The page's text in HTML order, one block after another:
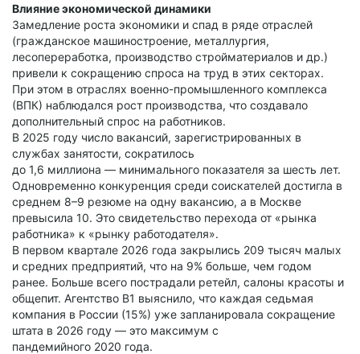
Влияние экономической динамики
Замедление роста экономики и спад в ряде отраслей
(гражданское машиностроение, металлургия,
лесопереработка, производство стройматериалов и др.)
привели к сокращению спроса на труд в этих секторах.
При этом в отраслях военно-промышленного комплекса
(ВПК) наблюдался рост производства, что создавало
дополнительный спрос на работников.
В 2025 году число вакансий, зарегистрированных в
службах занятости, сократилось
до 1,6 миллиона — минимального показателя за шесть лет.
Одновременно конкуренция среди соискателей достигла в
среднем 8–9 резюме на одну вакансию, а в Москве
превысила 10. Это свидетельство перехода от «рынка
работника» к «рынку работодателя».
В первом квартале 2026 года закрылись 209 тысяч малых
и средних предприятий, что на 9% больше, чем годом
ранее. Больше всего пострадали ретейл, салоны красоты и
общепит. Агентство B1 выяснило, что каждая седьмая
компания в России (15%) уже запланировала сокращение
штата в 2026 году — это максимум с
пандемийного 2020 года.